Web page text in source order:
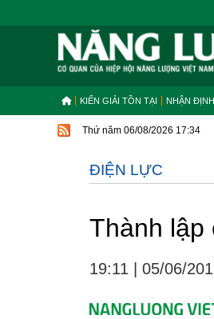
KIẾN GIẢI TỒN TẠI NHẬN
Thứ năm 06/08/2026 17:34
ĐIỆN LỰC
Thành lập
19:11 05/06/